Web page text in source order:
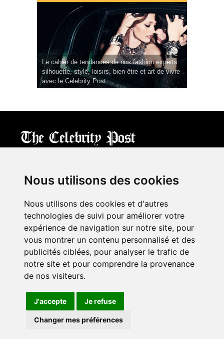
Nous utilisons des cookies
Nous utilisons des cookies et d'autres
technologies de suivi pour améliorer votre
expérience de navigation sur notre site, pour
vous montrer un contenu personnalisé et des
publicités ciblées, pour analyser le trafic de
notre site et pour comprendre la provenance
de nos visiteurs.
J'accepte Je refuse
Changer mes préférences
Le cahier de tendances de nos fashion experts:
silhouette, style, loisirs, bien-être et art de vivre
avec le Celebrity Post.
Terms of Use| Privacy|Cookies Policy (Mes préférences)
À propos
Mentions légales
Contact Us
Follow us on
Watch us on